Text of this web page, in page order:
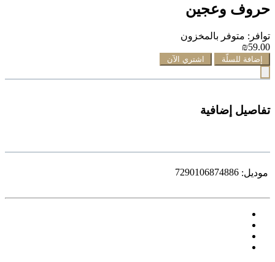
حروف وعجين
توافر: متوفر بالمخزون
₪59.00
إضافة للسلّة اشتري الآن
تفاصيل إضافية
موديل: 7290106874886